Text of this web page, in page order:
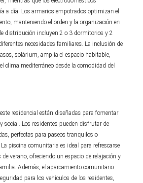
a día. Los armarios empotrados optimizan el
manteniendo el orden y la organización en
distribución incluyen 2 o 3 dormitorios y 2
necesidades familiares. La inclusión de
solárium, amplía el espacio habitable,
clima mediterráneo desde la comodidad del
residencial están diseñadas para fomentar
social. Los residentes pueden disfrutar de
perfectas para paseos tranquilos o
piscina comunitaria es ideal para refrescarse
verano, ofreciendo un espacio de relajación y
Además, el aparcamiento comunitario
para los vehículos de los residentes,